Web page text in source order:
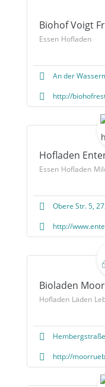
Biohof Voigt
Essen Hofladen
An der
http://
Hofladen
Essen Hofladen
Obere Str. 5,
http://
Bioladen
Hofladen Läden
http://